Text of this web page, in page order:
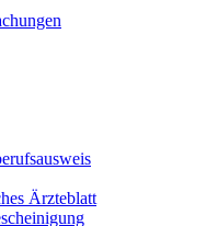
Ärzteblatt